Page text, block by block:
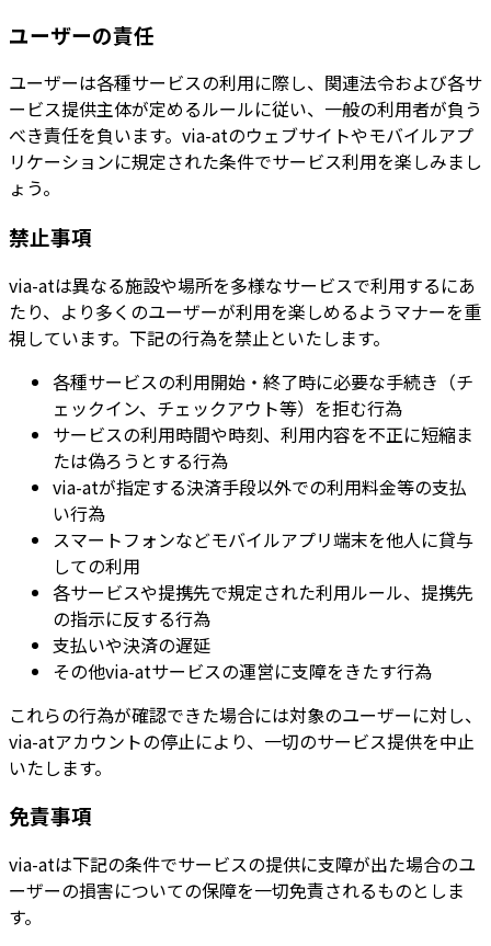
ユーザーの責任
ユーザーは各種サービスの利用に際し、関連法令および各サ
ービス提供主体が定めるルールに従い、一般の利用者が負う
べき責任を負います。via-atのウェブサイトやモバイルアプ
リケーションに規定された条件でサービス利用を楽しみまし
ょう。
禁止事項
via-atは異なる施設や場所を多様なサービスで利用するにあ
たり、より多くのユーザーが利用を楽しめるようマナーを重
視しています。下記の行為を禁止といたします。
各種サービスの利用開始・終了時に必要な手続き（チ
ェックイン、チェックアウト等）を拒む行為
サービスの利用時間や時刻、利用内容を不正に短縮ま
たは偽ろうとする行為
via-atが指定する決済手段以外での利用料金等の支払
い行為
スマートフォンなどモバイルアプリ端末を他人に貸与
しての利用
各サービスや提携先で規定された利用ルール、提携先
の指示に反する行為
支払いや決済の遅延
その他via-atサービスの運営に支障をきたす行為
これらの行為が確認できた場合には対象のユーザーに対し、
via-atアカウントの停止により、一切のサービス提供を中止
いたします。
免責事項
via-atは下記の条件でサービスの提供に支障が出た場合のユ
ーザーの損害についての保障を一切免責されるものとしま
す。